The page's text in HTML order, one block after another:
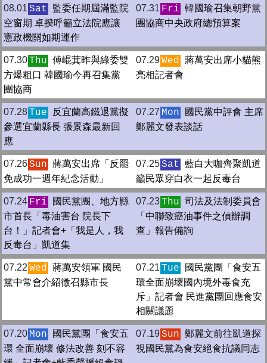
08.01 Sat
監委任期屆滿監院
空窗期 卓揆呼籲立法院應讓
憲政機關如期運作
07.31 Fri 韓國瑜召集朝野黨
團協商中央政府總預算案
07.30Thu 傅崐萁昨與綠委雙
方爆粗口 韓國瑜今再召集黨
團協商
07.29Wed 蔣萬安出席小貓熊
亮相記者會
07.28Tue
反宜蘭高鐵退黨擬
參選宜蘭縣長 張景森最新回
應
07.27 Mon
國民黨中評會 主席
鄭麗文發表談話
07.26Sun 蔣萬安出席「反罷
免成功一週年紀念活動」
07.25Sat
藍白大咖齊聚凱道
籲民眾穿白衣一起反毒台
07.24 Fri
國民黨團、地方縣
市首長「毒油害台 院長下
台！」記者會+「我是人，我
反毒台」凱道集
07.23Thu 司法及法制委員會
「中聯致癌油事件之偵辦調
查」報告備詢
07.22 Wed 蔣萬安領軍 國民
黨中常會介紹徵召縣市長
07.21 Tue
國民黨團「食安五
環全面崩壞國內境外毒食充
斥」記者會 民進黨團回應食安
相關議題
07.20 Mon
國民黨團「食安五
環 全面崩壞 修法改善 刻不容
07.19Sun 鄭麗文前往凱道探
視國民黨為食安絕食抗議同志